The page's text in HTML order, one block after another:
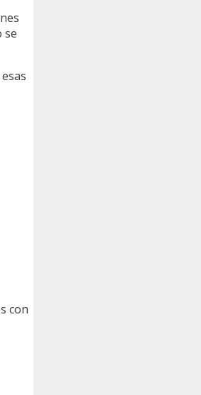
se
con